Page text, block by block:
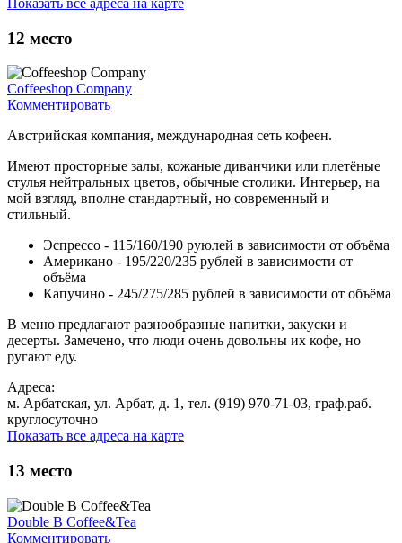
Показать все адреса на карте
12 место
Coffeeshop Сompany
Комментировать
Австрийская компания, международная сеть кофеен.
Имеют просторные залы, кожаные диванчики или плетёные
стулья нейтральных цветов, обычные столики. Интерьер, на
мой взгляд, вполне стандартный, но современный и
стильный.
Эспрессо - 115/160/190 руюлей в зависимости от объёма
Американо - 195/220/235 рублей в зависимости от
объёма
Капучино - 245/275/285 рублей в зависимости от объёма
В меню предлагают разнообразные напитки, закуски и
десерты. Замечено, что люди очень довольны их кофе, но
ругают еду.
Адреса:
м. Арбатская, ул. Арбат, д. 1, тел. (919) 970-71-03, граф.раб.
круглосуточно
Показать все адреса на карте
13 место
Double B Coffee&Tea
Комментировать